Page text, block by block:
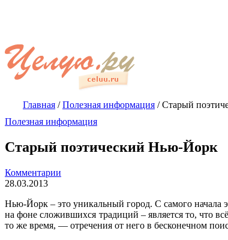
Главная /Полезная информация /Старый
Полезная информация
Старый поэтический Нью-Йорк
Комментарии
28.03.2013
Нью-Йорк – это уникальный город. С самого начала
на фоне сложившихся традиций – является то, что
то же время, — отречения от него в бесконечном